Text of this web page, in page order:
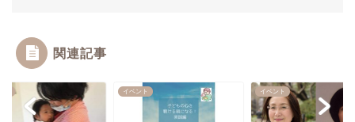
関連記事
イベント イベント